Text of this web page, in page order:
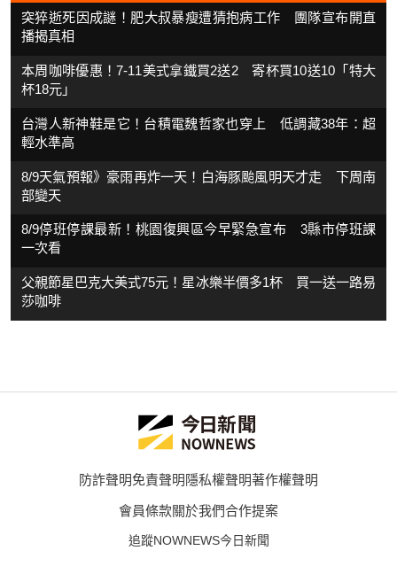
突猝逝死因成謎！肥大叔暴瘦遭猜抱病工作 團隊宣布開直
播揭真相
本周咖啡優惠！7-11美式拿鐵買2送2 寄杯買10送10「特大
杯18元」
台灣人新神鞋是它！台積電魏哲家也穿上 低調藏38年：超
輕水準高
8/9天氣預報》豪雨再炸一天！白海豚颱風明天才走 下周南
部變天
8/9停班停課最新！桃園復興區今早緊急宣布 3縣市停班課
一次看
父親節星巴克大美式75元！星冰樂半價多1杯 買一送一路易
莎咖啡
防詐聲明免責聲明隱私權聲明著作權聲明
會員條款關於我們合作提案
追蹤NOWNEWS今日新聞